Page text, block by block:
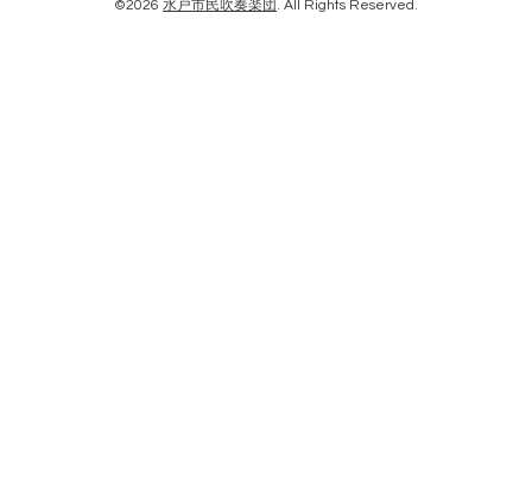
©2026 水戸市民吹奏楽団 . All Rights Reserved.